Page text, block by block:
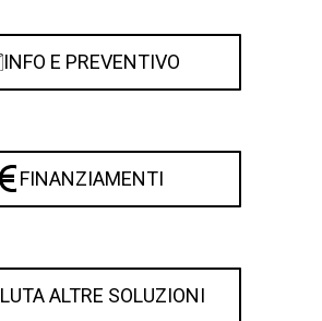
INFO E PREVENTIVO
FINANZIAMENTI
ALTRE SOLUZIONI